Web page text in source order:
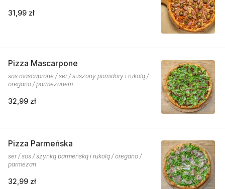
31,99 zł
Pizza Mascarpone
sos mascaprone / ser / suszony pomidory i rukolą /
oregano / parmezanem
32,99 zł
Pizza Parmeńska
ser / sos / szynką parmeńską i rukolą / oregano /
parmezan
32,99 zł